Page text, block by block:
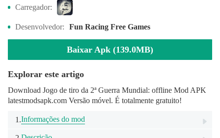
Carregador:
Desenvolvedor: Fun Racing Free Games
Baixar Apk (139.0MB)
Explorar este artigo
Download Jogo de tiro da 2ª Guerra Mundial: offline Mod APK
latestmodsapk.com Versão móvel. É totalmente gratuito!
1.Informações do mod